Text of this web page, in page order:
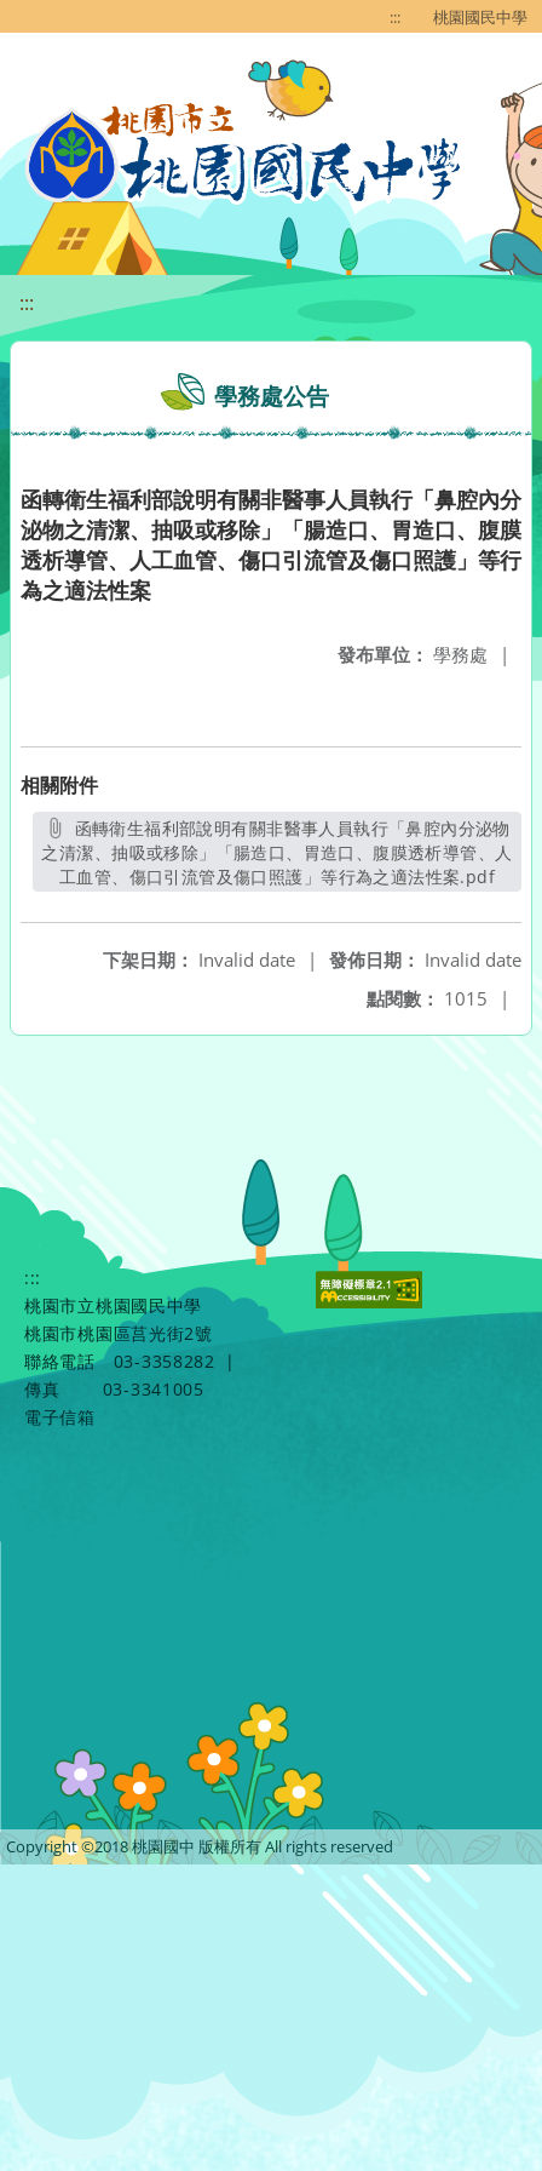
::: 桃園國民中學
:::
學務處公告
函轉衛生福利部說明有關非醫事人員執行「鼻腔內分
泌物之清潔、抽吸或移除」「腸造口、胃造口、腹膜
透析導管、人工血管、傷口引流管及傷口照護」等行
為之適法性案
發布單位： 學務處 |
相關附件
之清潔、抽吸或移除」「腸造口、胃造口、腹膜透析導管、人
工血管、傷口引流管及傷口照護」等行為之適法性案.pdf另開
發佈日期： Invalid date
下架日期： Invalid date
|
點閱數： 1015 |
:::
桃園市立桃園國民中學
桃園市桃園區莒光街2號
聯絡電話
03-3358282
|
傳真
03-3341005
電子信箱
Copyright ©2018 桃園國中 版權所有 All rights reserved